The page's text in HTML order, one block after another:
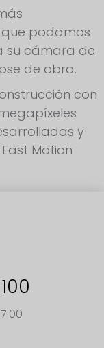
podamos
su cámara de
de obra.
con
y
Motion